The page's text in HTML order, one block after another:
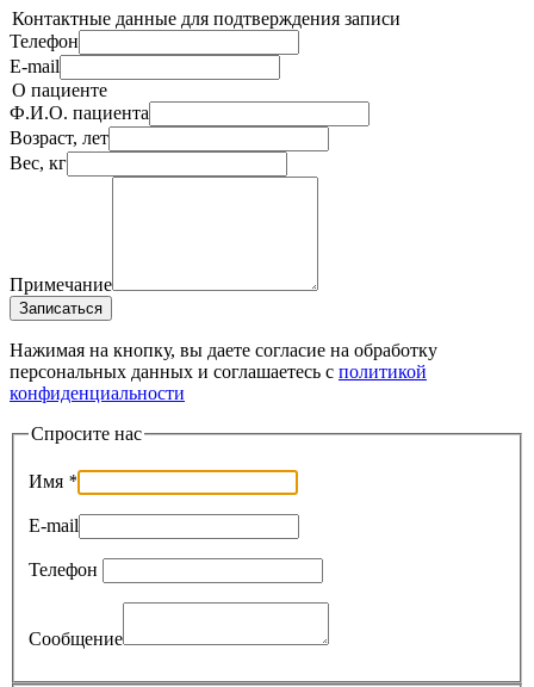
Контактные данные для подтверждения записи
Телефон
E-mail
О пациенте
Ф.И.О. пациента
Возраст, лет
Вес, кг
Примечание
Записаться
Нажимая на кнопку, вы даете согласие на обработку
персональных данных и соглашаетесь c политикой
конфиденциальности
Спросите нас
Имя *
E-mail
Телефон
Сообщение